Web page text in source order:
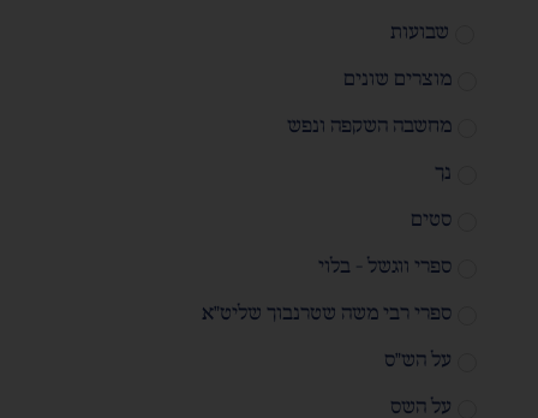
שבועות
מוצרים שונים
מחשבה השקפה ונפש
נך
סטים
ספרי ווגשל - בלוי
ספרי רבי משה שטרנבוך שליט"א
על הש"ס
על השס